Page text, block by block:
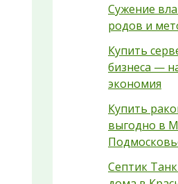
Сужение
родов и
Купить
бизнеса —
экономия
Купить
выгодно в
Септик